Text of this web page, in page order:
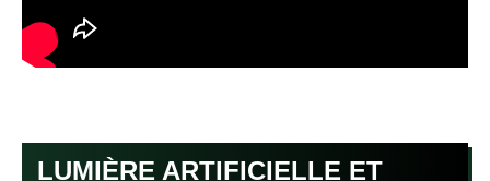
LUMIÈRE ARTIFICIELLE ET